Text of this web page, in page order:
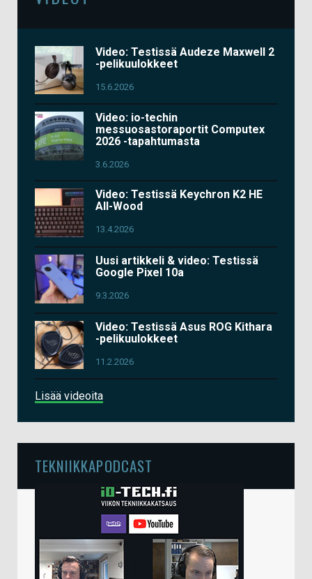
Video: Testissä Audeze Maxwell 2
-pelikuulokkeet
15.6.2026
Video: io-techin
messuosastoraportit Computex
2026 -tapahtumasta
3.6.2026
Video: Testissä Keychron K2 HE
All-Wood
13.4.2026
Uusi artikkeli & video: Testissä
Google Pixel 10a
9.3.2026
Video: Testissä Asus ROG Kithara
-pelikuulokkeet
11.2.2026
Lisää videoita
TEKNIIKKAPODCAST